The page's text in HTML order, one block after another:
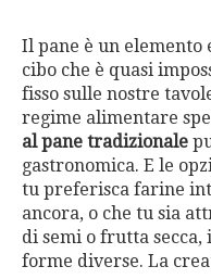
Il pane è un elemento
cibo che è quasi
fisso sulle nostre
regime alimentare
al pane tradizionale
gastronomica. E le
tu preferisca farine
ancora, o che tu sia
di semi o frutta secca,
forme diverse. La